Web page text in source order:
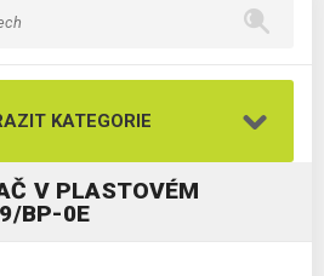
KATEGORIE
V PLASTOVÉM
BP-0E